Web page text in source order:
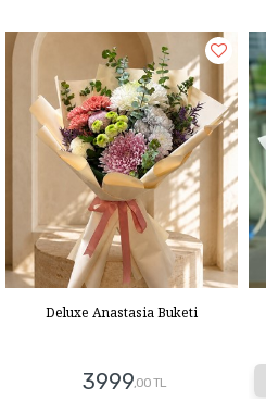
Deluxe Anastasia Buketi
3999,00 TL